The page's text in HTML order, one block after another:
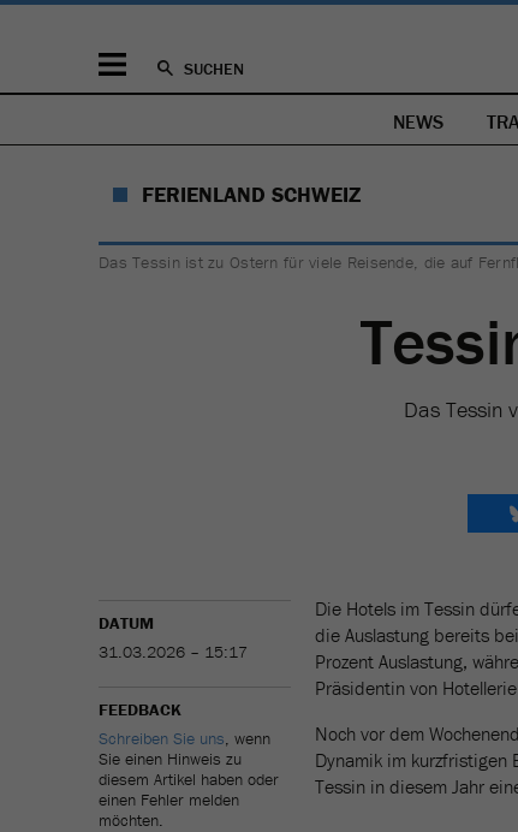
SUCHEN
NEWS
FERIENLAND SCHWEIZ
Das Tessin ist zu Ostern für viele Reisende, die auf
Das Tessin
DATUM
31.03.2026 – 15:17
FEEDBACK
Schreiben Sie uns, wenn
Sie einen Hinweis zu
diesem Artikel haben oder
einen Fehler melden
möchten.
Die Hotels im Tessin
die Auslastung bereits
Prozent Auslastung,
Präsidentin von
Noch vor dem
Dynamik im kurzfristigen
Tessin in diesem Jahr